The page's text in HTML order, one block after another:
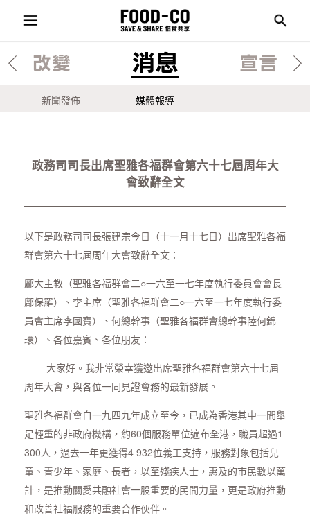
改變 消息 宣言
新聞發佈 媒體報導
政務司司長出席聖雅各福群會第六十七屆周年大
會致辭全文
以下是政務司司長張建宗今日（十一月十七日）出席聖雅各福
群會第六十七屆周年大會致辭全文：
鄺大主教（聖雅各福群會二○一六至一七年度執行委員會會長
鄺保羅）、李主席（聖雅各福群會二○一六至一七年度執行委
員會主席李國寶）、何總幹事（聖雅各福群會總幹事陸何錦
環）、各位嘉賓、各位朋友：
大家好。我非常榮幸獲邀出席聖雅各福群會第六十七屆
周年大會，與各位一同見證會務的最新發展。
聖雅各福群會自一九四九年成立至今，已成為香港其中一間舉
足輕重的非政府機構，約60個服務單位遍布全港，職員超過1
300人，過去一年更獲得4 932位義工支持，服務對象包括兒
童、青少年、家庭、長者，以至殘疾人士，惠及的市民數以萬
計，是推動關愛共融社會一股重要的民間力量，更是政府推動
和改善社福服務的重要合作伙伴。